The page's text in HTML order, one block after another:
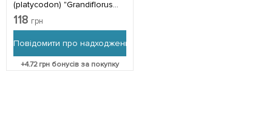
(platycodon) "Grandiflorus
Mariesii" (Кореневище) 1 шт
в упаковці
118 грн
Повідомити про надходження
+4.72грн бонусів за покупку